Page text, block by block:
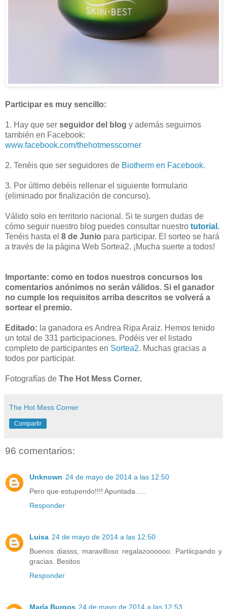
Participar es muy sencillo:
1. Hay que ser seguidor del blog y además seguirnos
también en Facebook:
www.facebook.com/thehotmesscorner
2. Tenéis que ser seguidores de Biotherm en Facebook.
3. Por último debéis rellenar el siguiente formulario
(eliminado por finalización de concurso).
Válido solo en territorio nacional. Si te surgen dudas de
cómo seguir nuestro blog puedes consultar nuestro tutorial.
Tenéis hasta el 8 de Junio para participar. El sorteo se hará
a través de la página Web Sortea2. ¡Mucha suerte a todos!
Importante: como en todos nuestros concursos los
comentarios anónimos no serán válidos. Si el ganador
no cumple los requisitos arriba descritos se volverá a
sortear el premio.
Editado: la ganadora es Andrea Ripa Araiz. Hemos tenido
un total de 331 participaciones. Podéis ver el listado
completo de participantes en Sortea2. Muchas gracias a
todos por participar.
Fotografías de The Hot Mess Corner.
The Hot Mess Corner
Compartir
96 comentarios:
Unknown 24 de mayo de 2014 a las 12:50
Pero que estupendo!!!! Apuntada.....
Responder
Luisa 24 de mayo de 2014 a las 12:50
Buenos diasss, maravilloso regalazoooooo. Partiicpando y
gracias. Besitos
Responder
María Burgos 24 de mayo de 2014 a las 12:53